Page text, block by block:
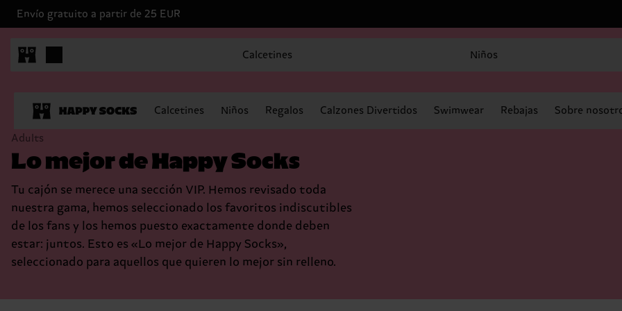
Envío gratuito a partir de 25 EUR
Calcetines Niños
Calcetines Niños Regalos Calzones Divertidos Swimwear Rebajas Sobre
Adults
Lo mejor de Happy Socks
Tu cajón se merece una sección VIP. Hemos revisado toda
nuestra gama, hemos seleccionado los favoritos indiscutibles
de los fans y los hemos puesto exactamente donde deben
estar: juntos. Esto es «Lo mejor de Happy Socks»,
seleccionado para aquellos que quieren lo mejor sin relleno.